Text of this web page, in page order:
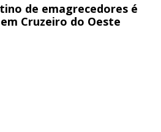
de emagrecedores é
Cruzeiro do Oeste